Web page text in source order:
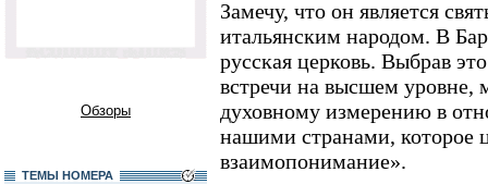
Обзоры
ТЕМЫ НОМЕРА
Замечу, что он является
итальянским народом. В
русская церковь. Выбрав
встречи на высшем уровне,
духовному измерению в
нашими странами, которое
взаимопонимание».